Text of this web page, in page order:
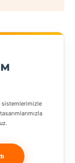
sistemlerimizle